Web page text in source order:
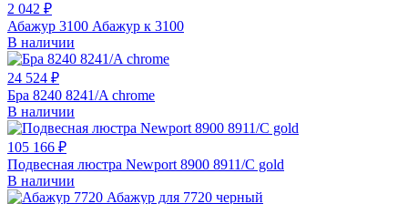
2 042 ₽
Абажур 3100 Абажур к 3100
В наличии
24 524 ₽
Бра 8240 8241/A chrome
В наличии
105 166 ₽
Подвесная люстра Newport 8900 8911/C gold
В наличии